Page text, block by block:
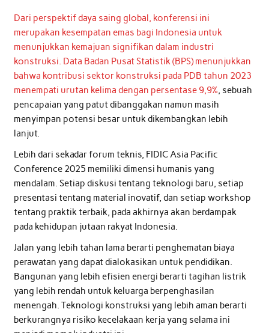
Dari perspektif daya saing global, konferensi ini
merupakan kesempatan emas bagi Indonesia untuk
menunjukkan kemajuan signifikan dalam industri
konstruksi. Data Badan Pusat Statistik (BPS) menunjukkan
bahwa kontribusi sektor konstruksi pada PDB tahun 2023
menempati urutan kelima dengan persentase 9,9%, sebuah
pencapaian yang patut dibanggakan namun masih
menyimpan potensi besar untuk dikembangkan lebih
lanjut.
Lebih dari sekadar forum teknis, FIDIC Asia Pacific
Conference 2025 memiliki dimensi humanis yang
mendalam. Setiap diskusi tentang teknologi baru, setiap
presentasi tentang material inovatif, dan setiap workshop
tentang praktik terbaik, pada akhirnya akan berdampak
pada kehidupan jutaan rakyat Indonesia.
Jalan yang lebih tahan lama berarti penghematan biaya
perawatan yang dapat dialokasikan untuk pendidikan.
Bangunan yang lebih efisien energi berarti tagihan listrik
yang lebih rendah untuk keluarga berpenghasilan
menengah. Teknologi konstruksi yang lebih aman berarti
berkurangnya risiko kecelakaan kerja yang selama ini